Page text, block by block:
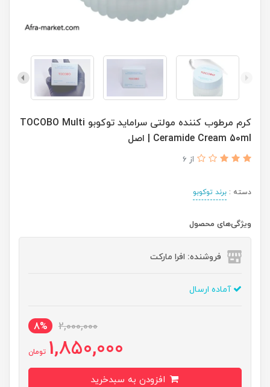
کرم مرطوب کننده مولتی سراماید توکوبو TOCOBO Multi
Ceramide Cream 50ml | اصل
از 6
دسته : برند توکوبو
ویژگی‌های محصول
فروشنده: افرا مارکت
آماده ارسال
2,000,000
8%
1,850,000 تومان